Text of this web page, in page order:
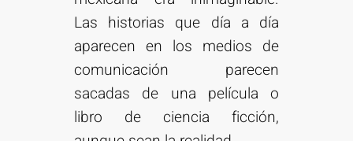
Las historias que día a día
aparecen en los medios de
comunicación parecen
sacadas de una película o
libro de ciencia ficción,